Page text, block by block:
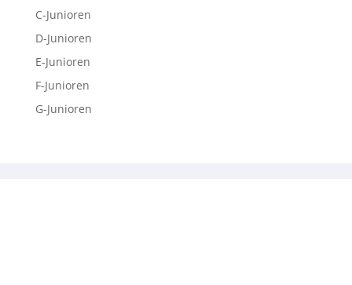
C-Junioren
D-Junioren
E-Junioren
F-Junioren
G-Junioren